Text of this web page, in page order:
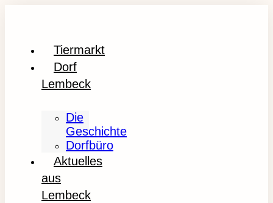
Tiermarkt
Dorf
Lembeck
Die
Geschichte
Dorfbüro
Aktuelles
aus
Lembeck